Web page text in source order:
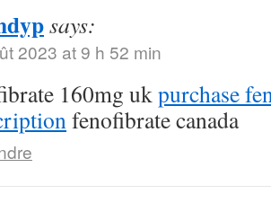
says:
2023 at 9 h 52 min
160mg ukpurchase
fenofibrate canada